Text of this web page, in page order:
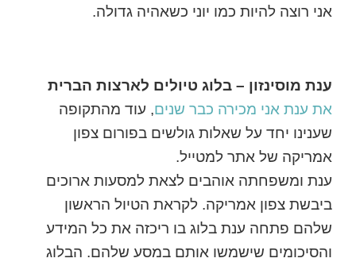
אני רוצה להיות כמו יוני כשאהיה גדולה.
ענת מוסינזון – בלוג טיולים לארצות הברית
את ענת אני מכירה כבר שנים, עוד מהתקופה
שענינו יחד על שאלות גולשים בפורום צפון
אמריקה של אתר למטייל.
ענת ומשפחתה אוהבים לצאת למסעות ארוכים
ביבשת צפון אמריקה. לקראת הטיול הראשון
שלהם פתחה ענת בלוג בו ריכזה את כל המידע
והסיכומים שישמשו אותם במסע שלהם. הבלוג